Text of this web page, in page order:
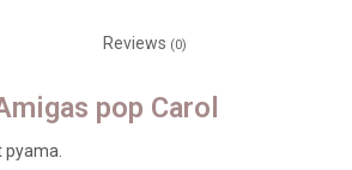
Reviews (0)
pop Carol